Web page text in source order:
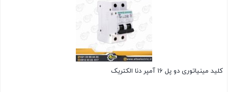
کلید مینیاتوری دو پل 16 آمپر دنا الکتریک